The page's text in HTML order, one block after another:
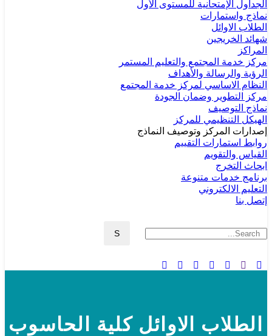
الجداول الإمتحانية للمستوى الأول
نماذج واستمارات
الطلاب الاوائل
شهائد الخريجين
المراكز
مركز خدمة المجتمع والتعليم المستمر
الرؤية والرسالة والأهداف
النظام الاساسي لمركز خدمة المجتمع
مركز التطوير وضمان الجودة
نماذج التوصيف
الهيكل التنظيمي للمركز
إصدارات المركز وتوصيف النماذج
روابط استمارات التقييم
القياس والتقويم
ابحاث التخرج
برنامج خدمات متنوعة
التعليم الالكتروني
إتصل بنا
الطلاب الاوائل كلية الحاسوب